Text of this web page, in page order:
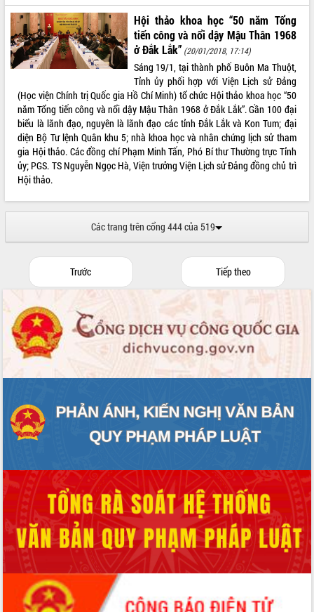
Xã Ea Phê gắn cải cách hành chính với
chuyển đổi số
Phó Chủ tịch Thường trực UBND tỉnh
Hồ Thị Nguyên Thảo làm việc tại Trung
tâm Phục vụ hành chính công xã Ea
Xây dựng nền hành chính số đồng
hành cùng nông dân dân, doanh nghiệp
Giai đoạn 2026-2030, Đắk Lắk phấn
đấu có 77% xã đạt chuẩn nông thôn
mới
Chuyển đổi số 'mở đường' cho nông
địa chính, hoàn thiện cơ sở dữ liệu đất
trong hành trình chuyển đổi số tại Đắk
Đảng từ Sổ tay đảng viên điện tử
Đắk Lắk đẩy mạnh nuôi biển công
nghệ, hướng tới phát triển thủy sản
bền vững
Tập huấn nâng cao năng lực triển khai
cấp xã
Đắk Lắk phát động hưởng ứng Ngày
Quyền của người tiêu dùng Việt Nam
Đẩy mạnh cải cách hành chính, quyết
tâm đạt được mục tiêu tăng trưởng
hai con số trong năm 2026
Tổ chức trang trọng Lễ hội Đền thờ
Lương Văn Chánh năm 2026
Phó Bí thư Tỉnh ủy Đắk Lắk Đỗ Hữu
Huy giữ chức Bí thư Đảng ủy Ủy Ban
Nhân dân tỉnh
Bệnh án điện tử thúc đẩy chuyển đổi
số y tế tại Đắk Lắk
Hội thảo khoa học “50 năm Tổng
tiến công và nổi dậy Mậu Thân 1968
ở Đắk Lắk” (20/01/2018, 17:14)
Sáng 19/1, tại thành phố Buôn Ma Thuột,
Tỉnh ủy phối hợp với Viện Lịch sử Đảng
(Học viện Chính trị Quốc gia Hồ Chí Minh) tổ chức Hội thảo khoa học “50
năm Tổng tiến công và nổi dậy Mậu Thân 1968 ở Đắk Lắk”. Gần 100 đại
biểu là lãnh đạo, nguyên là lãnh đạo các tỉnh Đắk Lắk và Kon Tum; đại
diện Bộ Tư lệnh Quân khu 5; nhà khoa học và nhân chứng lịch sử tham
gia Hội thảo. Các đồng chí Phạm Minh Tấn, Phó Bí thư Thường trực Tỉnh
ủy; PGS. TS Nguyễn Ngọc Hà, Viện trưởng Viện Lịch sử Đảng đồng chủ trì
Hội thảo.
Các trang trên cổng 444 của 519
Trước Tiếp theo